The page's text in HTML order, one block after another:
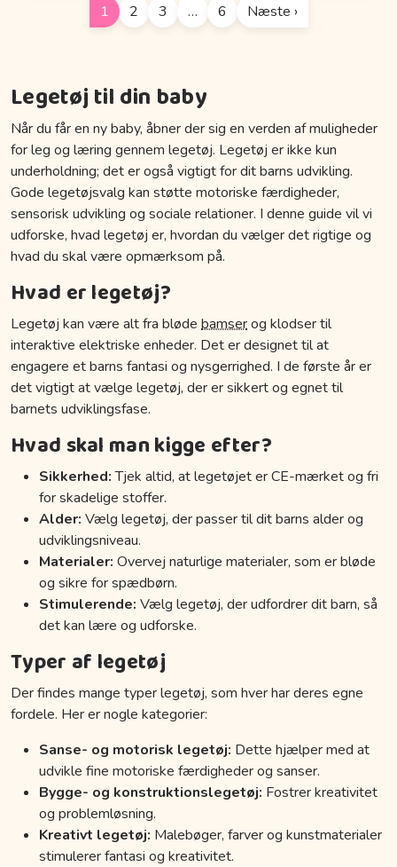
1 2 3 … 6 Næste ›
Legetøj til din baby
Når du får en ny baby, åbner der sig en verden af muligheder
for leg og læring gennem legetøj. Legetøj er ikke kun
underholdning; det er også vigtigt for dit barns udvikling.
Gode legetøjsvalg kan støtte motoriske færdigheder,
sensorisk udvikling og sociale relationer. I denne guide vil vi
udforske, hvad legetøj er, hvordan du vælger det rigtige og
hvad du skal være opmærksom på.
Hvad er legetøj?
Legetøj kan være alt fra bløde bamserog klodser til
interaktive elektriske enheder. Det er designet til at
engagere et barns fantasi og nysgerrighed. I de første år er
det vigtigt at vælge legetøj, der er sikkert og egnet til
barnets udviklingsfase.
Hvad skal man kigge efter?
Sikkerhed:Tjek altid, at legetøjet er CE-mærket og fri
for skadelige stoffer.
Alder: Vælg legetøj, der passer til dit barns alder og
udviklingsniveau.
Materialer: Overvej naturlige materialer, som er bløde
og sikre for spædbørn.
Stimulerende: Vælg legetøj, der udfordrer dit barn, så
det kan lære og udforske.
Typer af legetøj
Der findes mange typer legetøj, som hver har deres egne
fordele. Her er nogle kategorier:
Sanse- og motorisk legetøj: Dette hjælper med at
udvikle fine motoriske færdigheder og sanser.
Bygge- og konstruktionslegetøj: Fostrer kreativitet
og problemløsning.
Kreativt legetøj: Malebøger, farver og kunstmaterialer
stimulerer fantasi og kreativitet.